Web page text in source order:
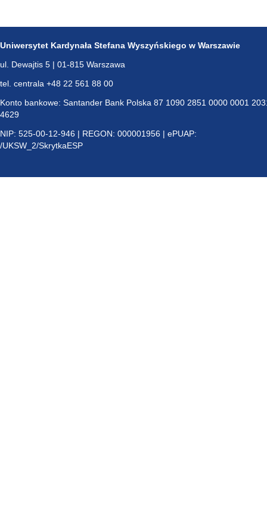
Uniwersytet Kardynała Stefana Wyszyńskiego w Warszawie
ul. Dewajtis 5 | 01-815 Warszawa
tel. centrala +48 22 561 88 00
Konto bankowe: Santander Bank Polska 87 1090 2851 0000 0001
4629
NIP: 525-00-12-946 | REGON: 000001956 | ePUAP:
/UKSW_2/SkrytkaESP